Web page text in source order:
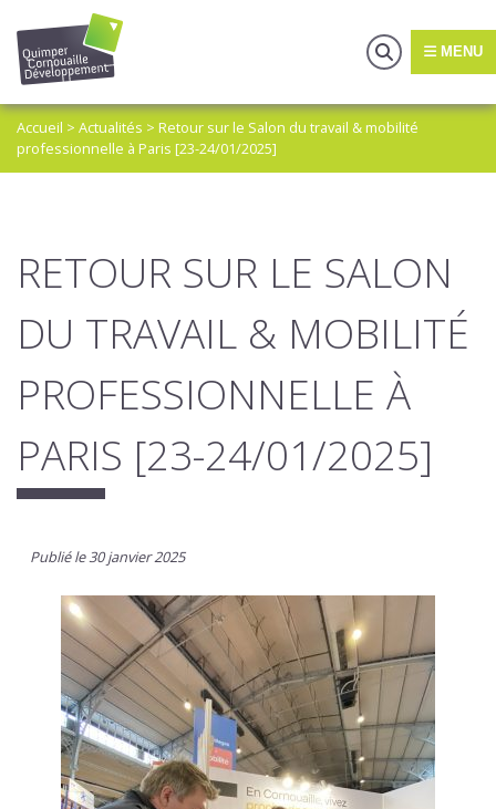
MENU
Accueil > Actualités > Retour sur le Salon du travail & mobilité
professionnelle à Paris [23-24/01/2025]
RETOUR SUR LE SALON
DU TRAVAIL & MOBILITÉ
PROFESSIONNELLE À
PARIS [23-24/01/2025]
Publié le 30 janvier 2025